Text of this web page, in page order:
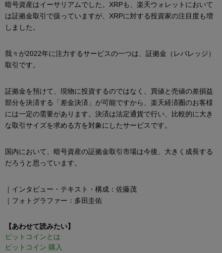
暗号資産はイーサリアムでした。XRPも、楽天ウォレットにおいて
は証拠金取引で扱っていますが、XRPに対する投資家の注目度も増
しました。
我々が2022年に注力するサービスの一つは、証拠金（レバレッジ）
取引です。
証拠金を預けて、現物に投資するのではなく、買値と売値の差損益
部分を決済する「差金決済」が可能ですから、楽天経済圏のお客様
には一定の需要があります。決済は法定通貨で行い、比較的に大き
な取引サイズを求める方を対象にしたサービスです。
国内において、暗号資産の証拠金取引市場は今後、大きく成長する
だろうと思っています。
｜インタビュー・テキスト・構成：佐藤茂
｜フォトグラファー：多田圭佑
【あわせて読みたい】
ビットコインとは
ビットコイン 購入